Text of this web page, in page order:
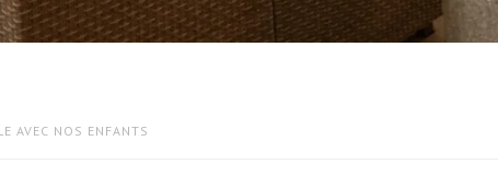
AVEC NOS ENFANTS